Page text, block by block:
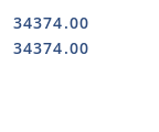
Cena:
34374.00
Cena:
34374.00